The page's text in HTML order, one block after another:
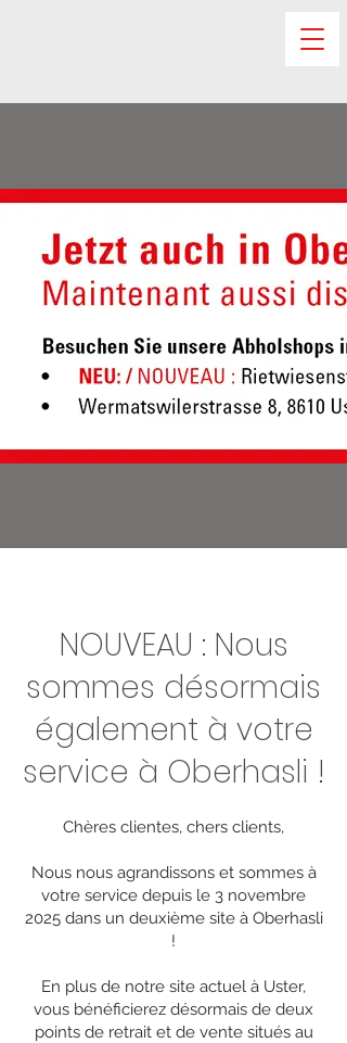
NOUVEAU : Nous
sommes désormais
également à votre
service à Oberhasli !
Chères clientes, chers clients,
Nous nous agrandissons et sommes à
votre service depuis le 3 novembre
2025 dans un deuxième site à Oberhasli
!
En plus de notre site actuel à Uster,
vous bénéficierez désormais de deux
points de retrait et de vente situés au